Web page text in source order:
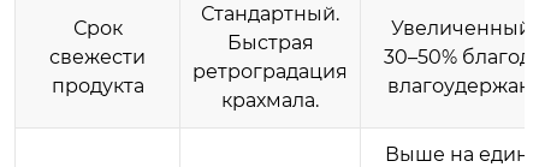
Срок
свежести
продукта
Стандартный.
Быстрая
ретроградация
крахмала.
Увеличенный
30–50%
Выше на